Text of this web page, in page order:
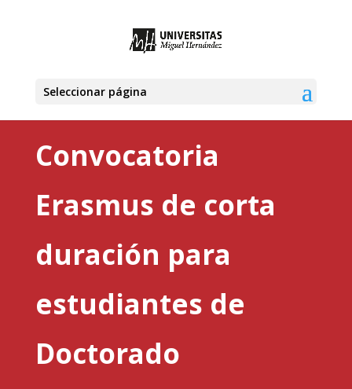
Seleccionar página
Convocatoria
Erasmus de corta
duración para
estudiantes de
Doctorado